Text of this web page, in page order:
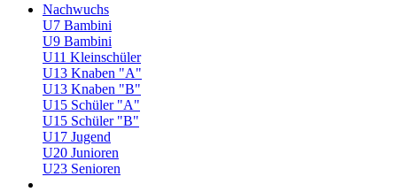
Nachwuchs
U7 Bambini
U9 Bambini
U11 Kleinschüler
U13 Knaben "A"
U13 Knaben "B"
U15 Schüler "A"
U15 Schüler "B"
U17 Jugend
U20 Junioren
U23 Senioren